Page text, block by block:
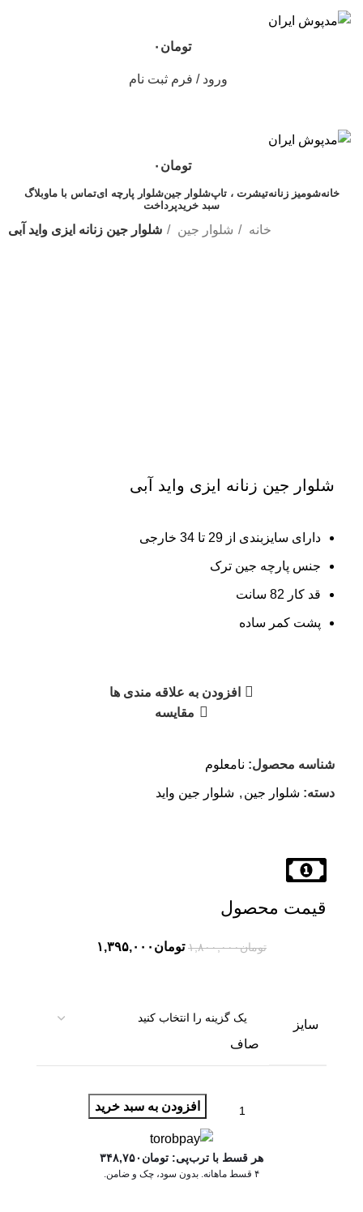
تومان ۰
ورود / فرم ثبت نام
تومان ۰
خانهشومیز زنانهتیشرت ، تاپشلوار جینشلوار پارچه ایتماس با ماوبلاگ
سبد خریدپرداخت
خانه شلوار جین شلوار جین زنانه ایزی واید آبی
شلوار جین زنانه ایزی واید آبی
دارای سایزبندی از 29 تا 34 خارجی
جنس پارچه جین ترک
قد کار 82 سانت
پشت کمر ساده
افزودن به علاقه مندی ها
مقایسه
شناسه محصول: نامعلوم
دسته: شلوار جین , شلوار جین واید
قیمت محصول
تومان۱,۸۰۰,۰۰۰ تومان ۱,۳۹۵,۰۰۰
سایز
صاف
افزودن به سبد خرید
هر قسط با ترب‌پی: تومان ۳۴۸,۷۵۰
۴ قسط ماهانه. بدون سود، چک و ضامن.